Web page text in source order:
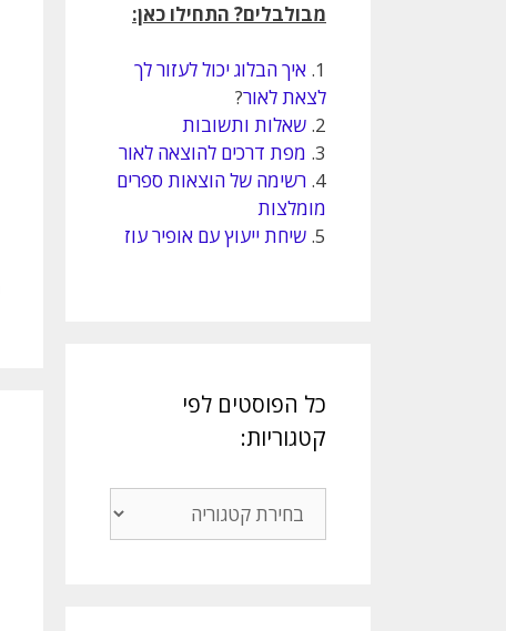
מבולבלים? התחילו כאן:
1. איך הבלוג יכול לעזור לך
לצאת לאור?
2. שאלות ותשובות
3. מפת דרכים להוצאה לאור
4. רשימה של הוצאות ספרים
מומלצות
5. שיחת ייעוץ עם אופיר עוז
כל הפוסטים לפי
קטגוריות:
הפוסטים